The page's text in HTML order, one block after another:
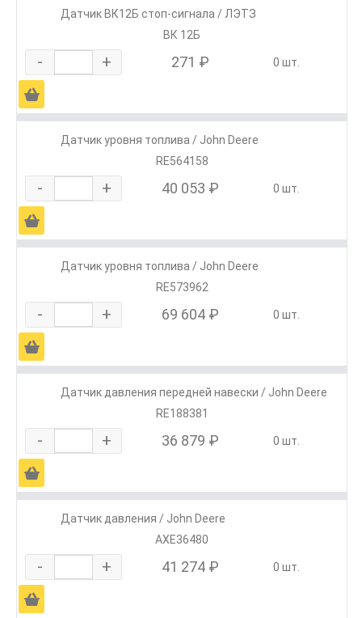
Датчик ВК12Б стоп-сигнала / ЛЭТЗ
ВК 12Б
- + 271 ₽ 0 шт.
Ä
Датчик уровня топлива / John Deere
RE564158
- + 40 053 ₽ 0 шт.
Ä
Датчик уровня топлива / John Deere
RE573962
- + 69 604 ₽ 0 шт.
Ä
Датчик давления передней навески / John Deere
RE188381
- + 36 879 ₽ 0 шт.
Ä
Датчик давления / John Deere
AXE36480
- + 41 274 ₽ 0 шт.
Ä